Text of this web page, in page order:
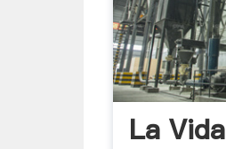
La Vida